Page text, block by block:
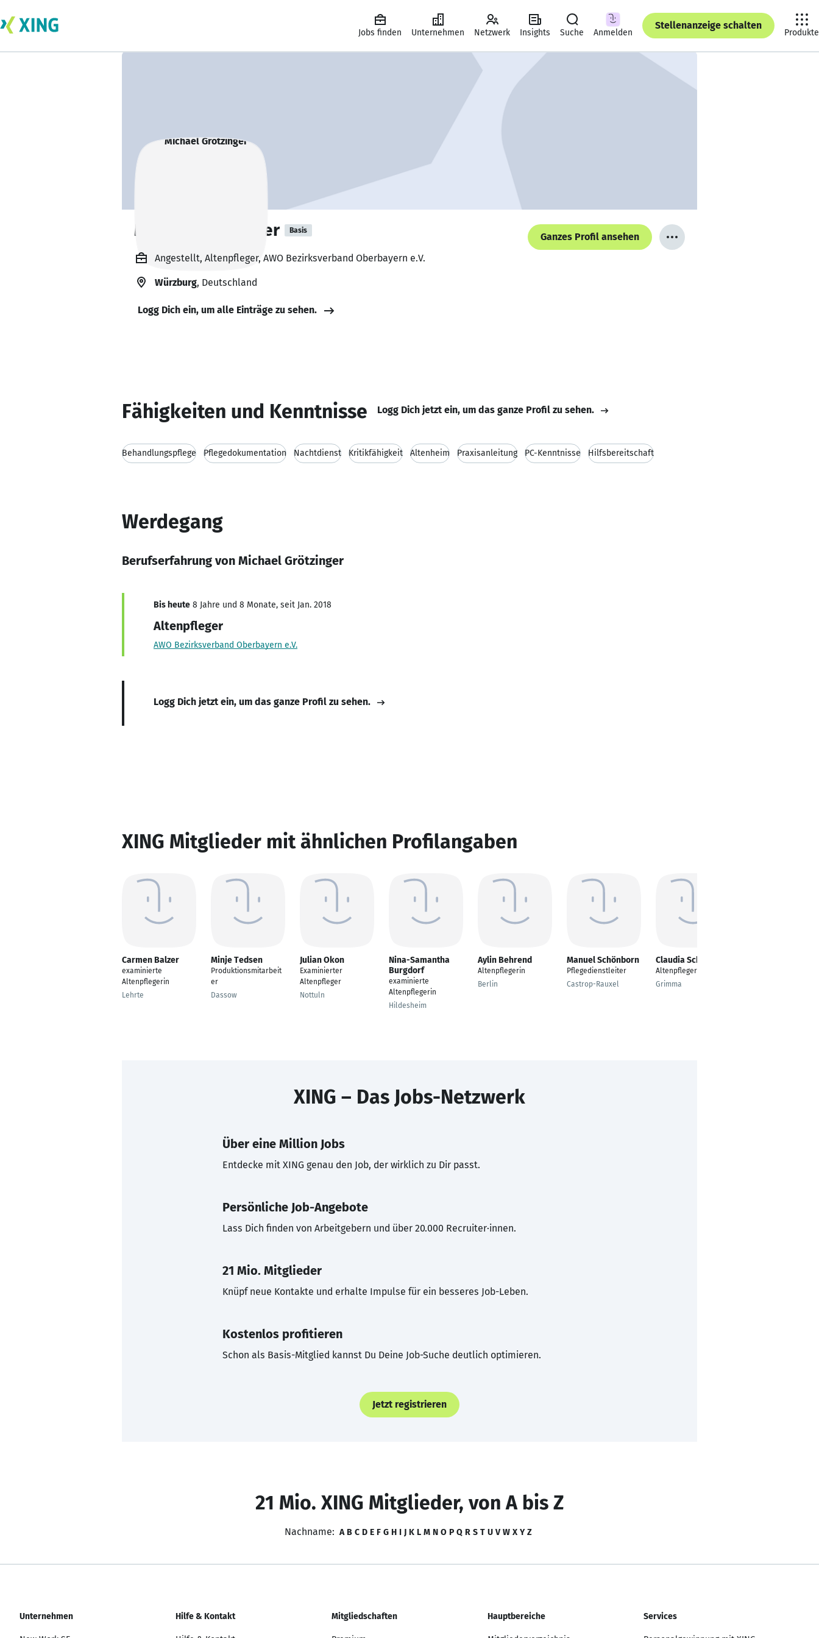
Jobs finden Unternehmen Netzwerk Insights Suche Anmelden
Stellenanzeige schalten
Produkte
Michael Grötzinger Basis
Ganzes Profil ansehen
Angestellt, Altenpfleger, AWO Bezirksverband Oberbayern e.V.
Würzburg, Deutschland
Logg Dich ein, um alle Einträge zu sehen.
Fähigkeiten und Kenntnisse Logg Dich jetzt ein, um das ganze Profil zu sehen.
Behandlungspflege Pflegedokumentation Nachtdienst Kritikfähigkeit Altenheim Praxisanleitung PC-Kenntnisse Hilfsbereitschaft
Werdegang
Berufserfahrung von Michael Grötzinger
Bis heute 8 Jahre und 8 Monate, seit Jan. 2018
Altenpfleger
AWO Bezirksverband Oberbayern e.V.
Logg Dich jetzt ein, um das ganze Profil zu sehen.
XING Mitglieder mit ähnlichen Profilangaben
Carmen Balzer
examinierte
Altenpflegerin
Lehrte
Minje Tedsen
Produktionsmitarbeit
er
Dassow
Julian Okon
Examinierter
Altenpfleger
Nottuln
Nina-Samantha
Burgdorf
examinierte
Altenpflegerin
Hildesheim
Aylin Behrend
Altenpflegerin
Berlin
Manuel Schönborn
Pflegedienstleiter
Castrop-Rauxel
Claudia Schulze
Altenpflegerin
Grimma
XING – Das Jobs-Netzwerk
Über eine Million Jobs
Entdecke mit XING genau den Job, der wirklich zu Dir passt.
Persönliche Job-Angebote
Lass Dich finden von Arbeitgebern und über 20.000 Recruiter·innen.
21 Mio. Mitglieder
Knüpf neue Kontakte und erhalte Impulse für ein besseres Job-Leben.
Kostenlos profitieren
Schon als Basis-Mitglied kannst Du Deine Job-Suche deutlich optimieren.
Jetzt registrieren
21 Mio. XING Mitglieder, von A bis Z
Nachname: A B C D E F G H I J K L M N O P Q R S T U V W X Y Z
Unternehmen Hilfe & Kontakt Mitgliedschaften Hauptbereiche Services